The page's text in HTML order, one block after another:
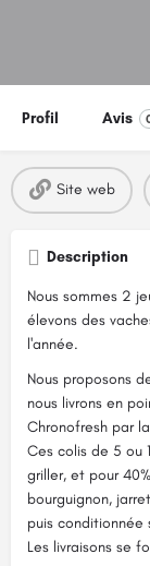
Profil Avis
Site web
Description
Nous sommes 2
élevons des
l'année.
Nous proposons
nous livrons en
Chronofresh par
Ces colis de 5 ou
griller, et pour
bourguignon,
puis
Les livraisons se